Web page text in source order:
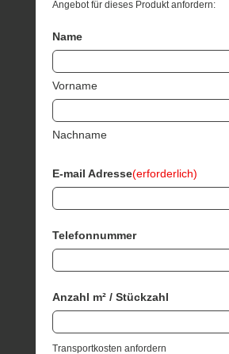
Angebot für dieses Produkt anfordern:
Name
Vorname
Nachname
E-mail Adresse(erforderlich)
Telefonnummer
Anzahl m² / Stückzahl
Transportkosten anfordern